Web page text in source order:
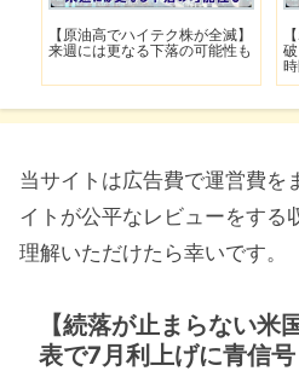
【原油高でハイテク株が全滅】
来週には更なる下落の可能性も
当サイトは広告費で運営費を
イトが公平なレビューをする
理解いただけたら幸いです。
【続落が止まらない米
表で7月利上げに青信号